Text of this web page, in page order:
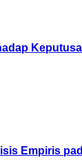
Empiris